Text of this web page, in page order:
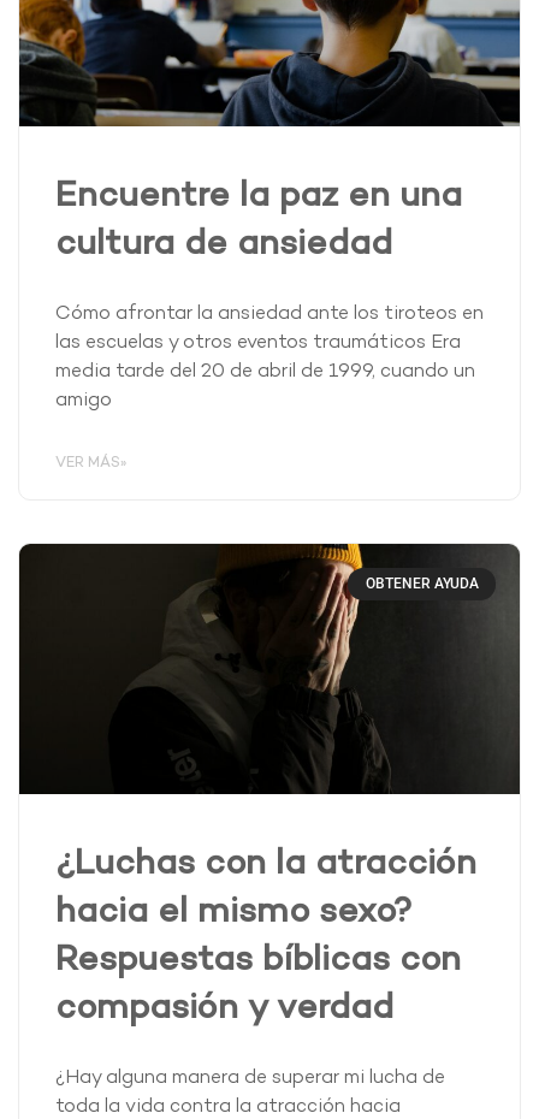
Encuentre la paz en una
cultura de ansiedad
Cómo afrontar la ansiedad ante los tiroteos en
las escuelas y otros eventos traumáticos Era
media tarde del 20 de abril de 1999, cuando un
amigo
VER MÁS»
OBTENER AYUDA
¿Luchas con la atracción
hacia el mismo sexo?
Respuestas bíblicas con
compasión y verdad
¿Hay alguna manera de superar mi lucha de
toda la vida contra la atracción hacia